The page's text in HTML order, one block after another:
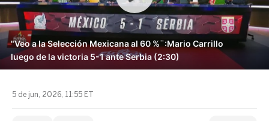
"Veo a la Selección Mexicana al 60 %¨:Mario Carrillo
luego de la victoria 5-1 ante Serbia (2:30)
5 de jun, 2026, 11:55 ET